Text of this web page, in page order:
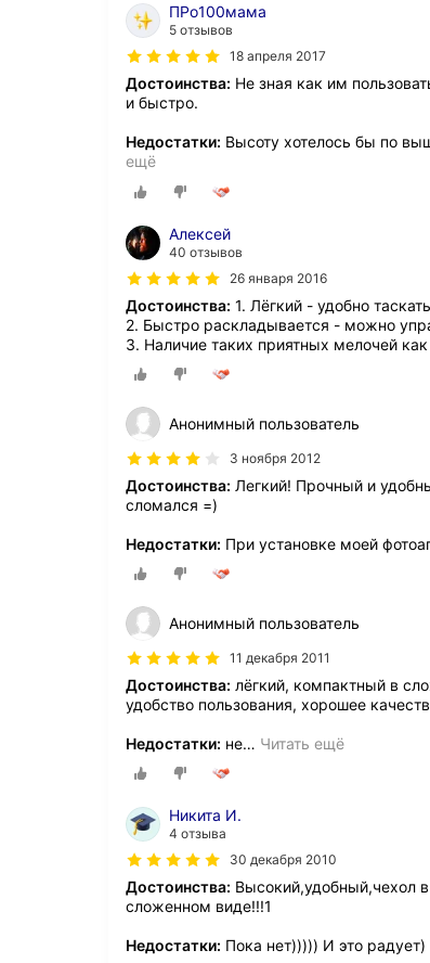
ПРо100мама
5 отзывов
18 апреля 2017
Достоинства: Не зная как им
и быстро.
Недостатки: Высоту хотелось бы по
ещё
Алексей
40 отзывов
26 января 2016
Достоинства: 1. Лёгкий - удобно
2. Быстро раскладывается - можно
3. Наличие таких приятных мелочей
Анонимный пользователь
3 ноября 2012
Достоинства: Легкий! Прочный и
сломался =)
Недостатки: При установке моей
Анонимный пользователь
11 декабря 2011
Достоинства: лёгкий, компактный в
удобство пользования, хорошее
Недостатки: не… Читать ещё
Никита И.
4 отзыва
30 декабря 2010
Достоинства: Высокий,удобный,чехол
сложенном виде!!!1
Недостатки: Пока нет))))) И это радует)